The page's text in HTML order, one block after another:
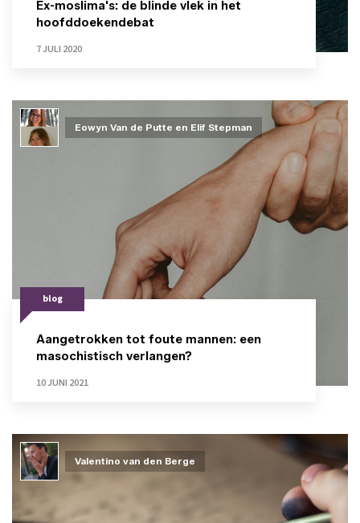
Ex-moslima's: de blinde vlek in het
hoofddoekendebat
7 JULI 2020
blog
Aangetrokken tot foute mannen: een
masochistisch verlangen?
10 JUNI 2021
Eowyn Van de Putte en Elif Stepman
Valentino van den Berge